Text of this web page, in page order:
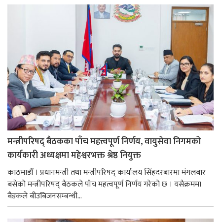
मन्त्रीपरिषद् बैठकका पाँच महत्त्वपूर्ण निर्णय, वायुसेवा निगमको
कार्यकारी अध्यक्षमा महेश्वरभक्त श्रेष्ठ नियुक्त
काठमाडौँ । प्रधानमन्त्री तथा मन्त्रीपरिषद् कार्यालय सिंहदरबारमा मंगलबार
बसेको मन्त्रीपरिषद् बैठकले पाँच महत्वपूर्ण निर्णय गरेको छ । यसैक्रममा
बैडकले बीउबिजनसम्बन्धी...